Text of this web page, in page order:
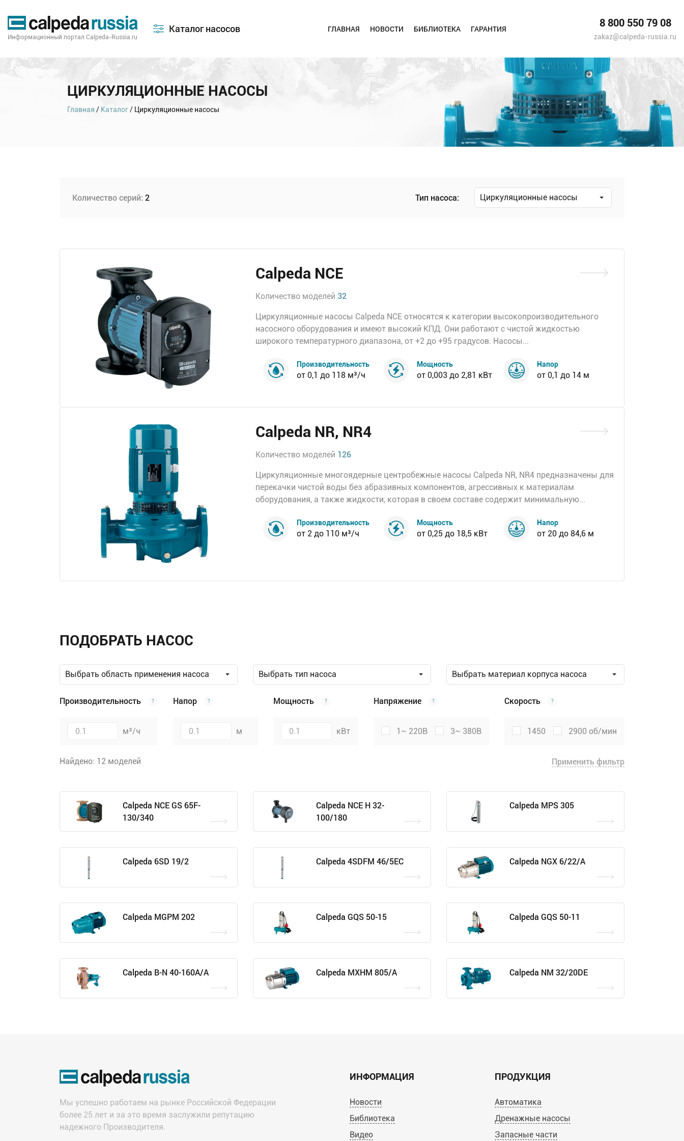
Информационный портал Calpeda-Russia.ru
Каталог насосов ГЛАВНАЯ НОВОСТИ БИБЛИОТЕКА ГАРАНТИЯ 8 800 550 79 08
zakaz@calpeda-russia.ru
ЦИРКУЛЯЦИОННЫЕ НАСОСЫ
Главная / Каталог/ Циркуляционные насосы
Количество серий: 2 Тип насоса: Циркуляционные насосы
Calpeda NCE
Количество моделей32
Циркуляционные насосы Calpeda NCE относятся к категории высокопроизводительного
насосного оборудования и имеют высокий КПД. Они работают с чистой жидкостью
широкого температурного диапазона, от +2 до +95 градусов. Насосы...
Производительность
от 0,1 до 118 м³/ч
Мощность
от 0,003 до 2,81 кВт
Напор
от 0,1 до 14 м
Calpeda NR, NR4
Количество моделей 126
Циркуляционные многоядерные центробежные насосы Calpeda NR, NR4 предназначены для
перекачки чистой воды без абразивных компонентов, агрессивных к материалам
оборудования, а также жидкости, которая в своем составе содержит минимальную...
Производительность
от 2 до 110 м³/ч
Мощность
от 0,25 до 18,5 кВт
Напор
от 20 до 84,6 м
ПОДОБРАТЬ НАСОС
Выбрать область применения насоса Выбрать тип насоса Выбрать материал корпуса насоса
Производительность ?
м³/ч
Напор ?
м
Мощность ?
кВт
Напряжение ?
1~ 220В 3~ 380В
Скорость ?
1450 2900 об/мин
Найдено: 12 моделей Применить фильтр
Calpeda NCE GS 65F-
130/340
Calpeda NCE H 32-
100/180
Calpeda MPS 305
Calpeda 6SD 19/2 Calpeda 4SDFM 46/5EC Calpeda NGX 6/22/A
Calpeda MGPM 202 Calpeda GQS 50-15 Calpeda GQS 50-11
Calpeda B-N 40-160A/A Calpeda MXHM 805/A Calpeda NM 32/20DE
Мы успешно работаем на рынке Российской Федерации
более 25 лет и за это время заслужили репутацию
надежного Производителя.
ИНФОРМАЦИЯ
Новости
Библиотека
Видео
ПРОДУКЦИЯ
Автоматика
Дренажные насосы
Запасные части